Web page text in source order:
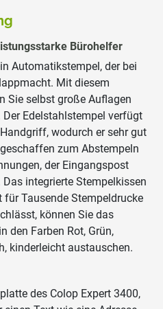
Bürohelfer
Automatikstempel, der bei
Mit diesem
Sie selbst große Auflagen
Edelstahlstempel verfügt
wodurch er sehr gut
zum Abstempeln
der Eingangspost
integrierte Stempelkissen
Tausende Stempeldrucke
können Sie das
den Farben Rot, Grün,
kinderleicht austauschen.
des Colop Expert 3400,